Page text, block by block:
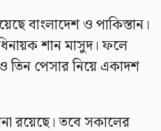
বাংলাদেশ ও পাকিস্তান।
শান মাসুদ। ফলে
তিন পেসার নিয়ে একাদশ
রয়েছে। তবে সকালের